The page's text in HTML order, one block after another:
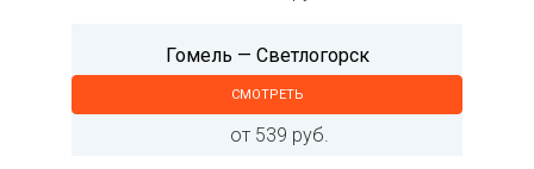
Гомель — Светлогорск
СМОТРЕТЬ
от 539 руб.